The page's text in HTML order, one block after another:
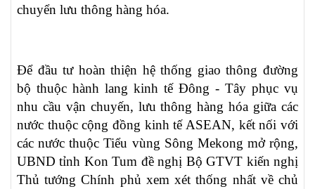
chuyển lưu thông hàng hóa.
Để đầu tư hoàn thiện hệ thống giao thông đường
bộ thuộc hành lang kinh tế Đông - Tây phục vụ
nhu cầu vận chuyến, lưu thông hàng hóa giữa các
nước thuộc cộng đồng kinh tế ASEAN, kết nối với
các nước thuộc Tiểu vùng Sông Mekong mở rộng,
UBND tỉnh Kon Tum đề nghị Bộ GTVT kiến nghị
Thủ tướng Chính phủ xem xét thống nhất về chủ